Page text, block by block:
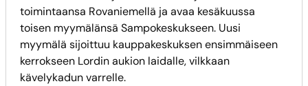
toimintaansa Rovaniemellä ja avaa kesäkuussa
toisen myymälänsä Sampokeskukseen. Uusi
myymälä sijoittuu kauppakeskuksen ensimmäiseen
kerrokseen Lordin aukion laidalle, vilkkaan
kävelykadun varrelle.